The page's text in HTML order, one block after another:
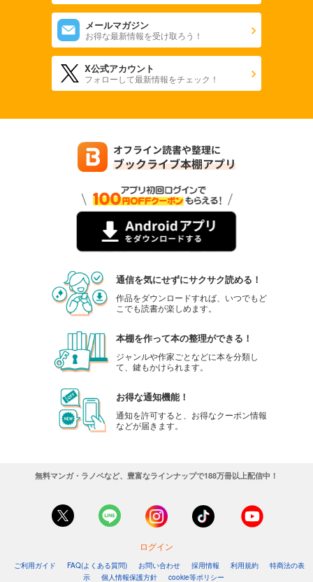
メールマガジン
お得な最新情報を受け取ろう！
X公式アカウント
フォローして最新情報をチェック！
通信を気にせずにサクサク読める！
作品をダウンロードすれば、いつでもど
こでも読書が楽しめます。
本棚を作って本の整理ができる！
ジャンルや作家ごとなどに本を分類し
て、鍵もかけられます。
お得な通知機能！
通知を許可すると、お得なクーポン情報
などが届きます。
無料マンガ・ラノベなど、豊富なラインナップで188万冊以上配信中！
ログイン
ご利用ガイド FAQ(よくある質問) お問い合わせ 採用情報 利用規約
特商法の表
示
個人情報保護方針 cookie等ポリシー